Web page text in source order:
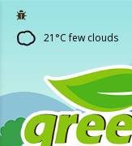
21 °C few clouds